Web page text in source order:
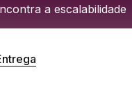
a escalabilidade